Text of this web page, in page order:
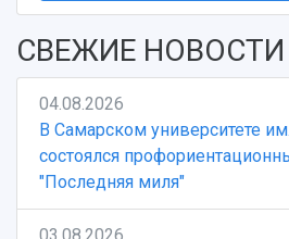
СВЕЖИЕ НОВОСТИ
04.08.2026
В Самарском университете
состоялся
"Последняя миля"